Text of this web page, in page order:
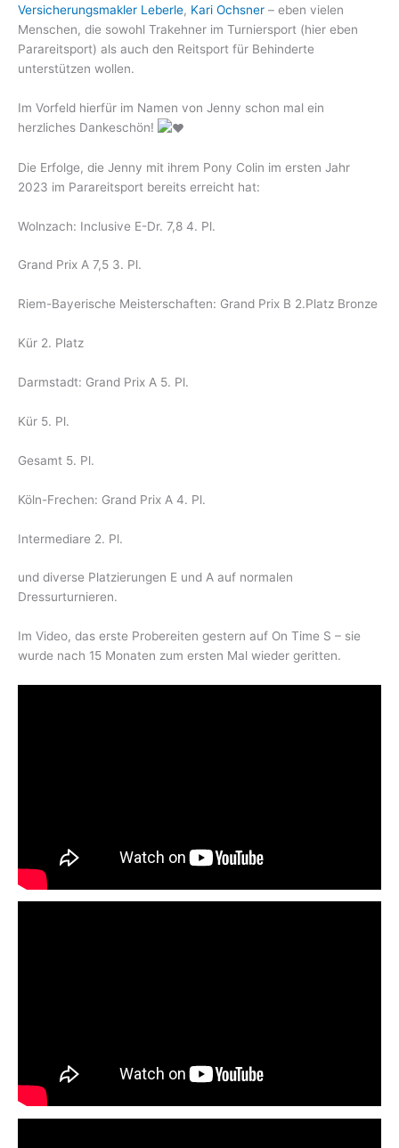
Versicherungsmakler Leberle, Kari Ochsner – eben vielen
Menschen, die sowohl Trakehner im Turniersport (hier eben
Parareitsport) als auch den Reitsport für Behinderte
unterstützen wollen.
Im Vorfeld hierfür im Namen von Jenny schon mal ein
herzliches Dankeschön!
Die Erfolge, die Jenny mit ihrem Pony Colin im ersten Jahr
2023 im Parareitsport bereits erreicht hat:
Wolnzach: Inclusive E-Dr. 7,8 4. Pl.
Grand Prix A 7,5 3. Pl.
Riem-Bayerische Meisterschaften: Grand Prix B 2.Platz Bronze
Kür 2. Platz
Darmstadt: Grand Prix A 5. Pl.
Kür 5. Pl.
Gesamt 5. Pl.
Köln-Frechen: Grand Prix A 4. Pl.
Intermediare 2. Pl.
und diverse Platzierungen E und A auf normalen
Dressurturnieren.
Im Video, das erste Probereiten gestern auf On Time S – sie
wurde nach 15 Monaten zum ersten Mal wieder geritten.